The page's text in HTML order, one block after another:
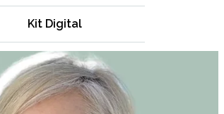
Kit Digital